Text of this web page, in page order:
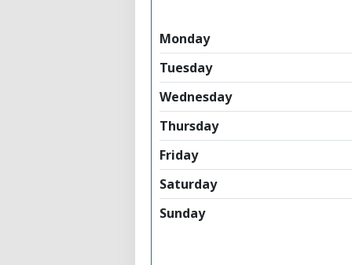
Monday
Tuesday
Wednesday
Thursday
Friday
Saturday
Sunday